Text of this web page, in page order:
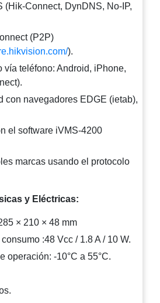
(Hik-Connect, DynDNS, No-IP,
(P2P)
).
vía teléfono: Android, iPhone,
con navegadores EDGE (ietab),
el software iVMS-4200
marcas usando el protocolo
y Eléctricas:
× 210 × 48 mm
:48 Vcc / 1.8 A / 10 W.
operación: -10°C a 55°C.